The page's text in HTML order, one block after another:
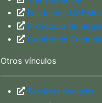
Fundación UAEMéx
Protocolo de
Comité de Ética
Otros vínculos
Testigos sociales